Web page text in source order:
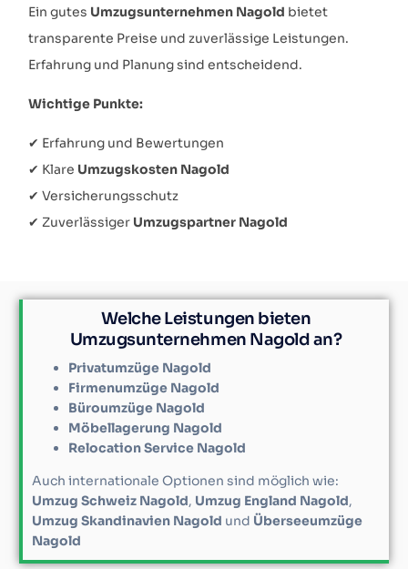
Ein gutes Umzugsunternehmen Nagold bietet
transparente Preise und zuverlässige Leistungen.
Erfahrung und Planung sind entscheidend.
Wichtige Punkte:
✔ Erfahrung und Bewertungen
✔ Klare Umzugskosten Nagold
✔ Versicherungsschutz
✔ Zuverlässiger Umzugspartner Nagold
Welche Leistungen bieten
Umzugsunternehmen Nagold an?
Privatumzüge Nagold
Firmenumzüge Nagold
Büroumzüge Nagold
Möbellagerung Nagold
Relocation Service Nagold
Auch internationale Optionen sind möglich wie:
Umzug Schweiz Nagold, Umzug England Nagold,
Umzug Skandinavien Nagold und Überseeumzüge
Nagold